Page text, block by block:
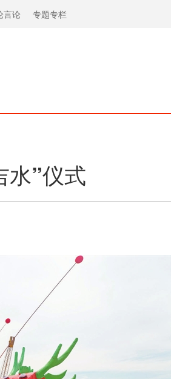
言论 专题专栏
水”仪式